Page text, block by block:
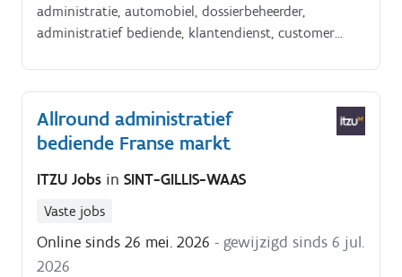
administratie, automobiel, dossierbeheerder,
administratief bediende, klantendienst, customer
Allround administratief
bediende Franse markt
ITZU Jobs in SINT-GILLIS-WAAS
Vaste jobs
Online sinds 26 mei. 2026 - gewijzigd sinds 6 jul.
2026